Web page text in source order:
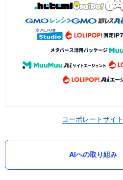
コーポレートサイト
AIへの取り組み